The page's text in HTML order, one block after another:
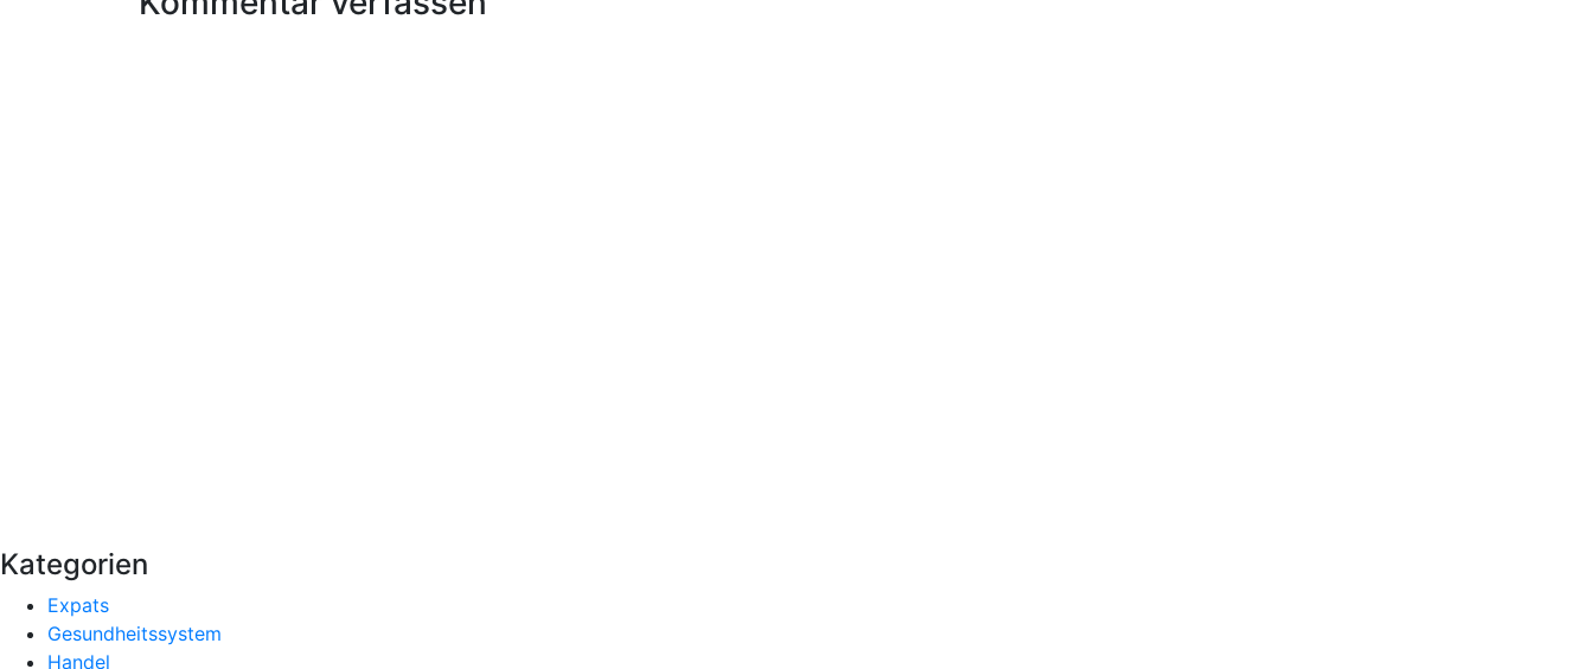
Kategorien
Expats
Gesundheitssystem
Handel